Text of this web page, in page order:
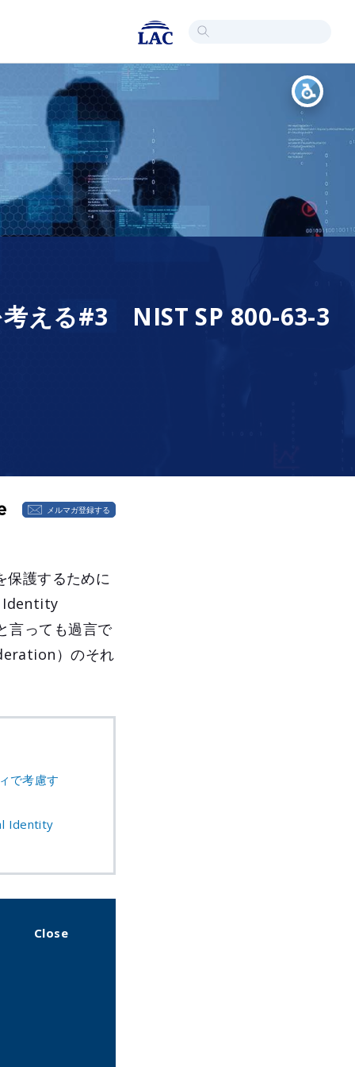
える#3 NIST SP 800-63-3
メルマガ登録する
保護するために
Identity
言っても過言で
）のそれ
で考慮す
Identity